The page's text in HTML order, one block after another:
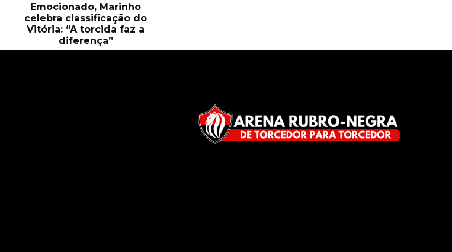
Emocionado, Marinho
celebra classificação do
Vitória: “A torcida faz a
diferença”